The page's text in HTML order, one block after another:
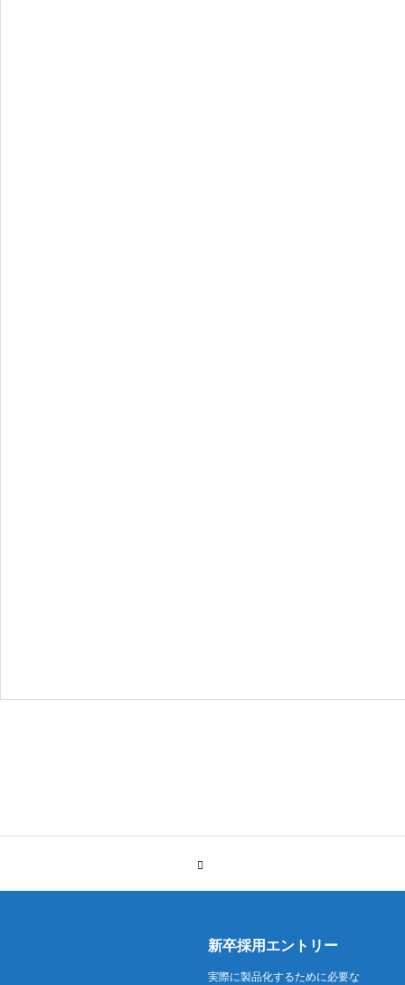
新卒採用エントリー
実際に製品化するために必要な